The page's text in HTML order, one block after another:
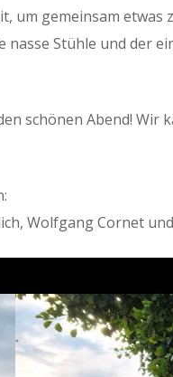
um gemeinsam etwas
Stühle und der
schönen Abend! Wir
Wolfgang Cornet